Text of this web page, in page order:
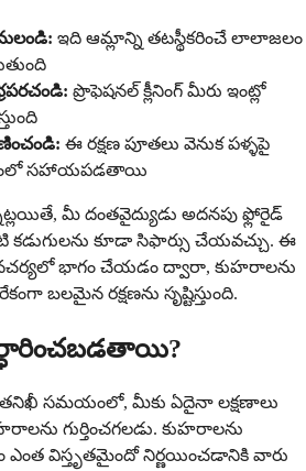
ఇది ఆమ్లాన్ని తటస్థీకరించే లాలాజలం
ప్రొఫెషనల్ క్లీనింగ్ మీరు ఇంట్లో
ఈ రక్షణ పూతలు వెనుక పళ్ళపై
సహాయపడతాయి
మీ దంతవైద్యుడు అదనపు ఫ్లోరైడ్
కడుగులను కూడా సిఫార్సు చేయవచ్చు. ఈ
భాగం చేయడం ద్వారా, కుహరాలను
బలమైన రక్షణను సృష్టిస్తుంది.
సమయంలో, మీకు ఏదైనా లక్షణాలు
గుర్తించగలడు. కుహరాలను
ఎంత విస్తృతమైందో నిర్ణయించడానికి వారు